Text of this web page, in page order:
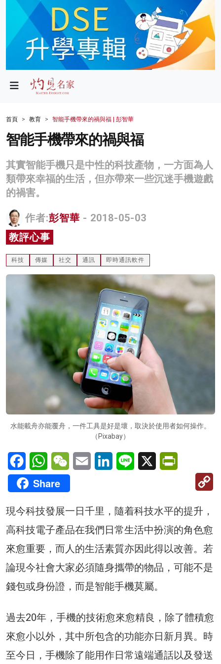
政局
財經
生活
商業
科技
影片
名家榜
灼見活動
關於我們
首頁 教育 智能手機帶來的禍與福 | 彭智華
智能手機帶來的禍與福
其實智能手機只是中性的科技產物，一方面為人
類帶來幸福的生活，但亦帶來一些沉迷手機遊戲
的禍害。
作者:彭智華 - 2018-05-03
教評心事
科技 傳媒 社交 通訊 即時通訊軟件
水能載舟亦能覆舟，一件工具是好是壞，取決於使用者如何操作。
（Pixabay）
FacebookWhatsAppWeChatEmail LinkedInLine X
Share
現今科技發展一日千里，隨着科技水平的提升，
高科技電子產品在我們日常生活中扮演的角色愈
來愈重要，而人的生活素質亦因此得以改善。若
論現今社會大家必須隨身攜帶的物品，可能不是
錢包或身份證，而是智能手機莫屬。
過去20年，手機的技術愈來愈精良，除了體積愈
來愈小以外，其中所包含的功能亦日新月異。時
至今日，手機除了能用作日常遠端通話以及發送